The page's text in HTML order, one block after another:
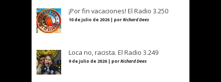
¡Por fin vacaciones! El Radio 3.250
10 de julio de 2026 | porRichard Dees
Loca no, racista. El Radio 3.249
9 de julio de 2026 | porRichard Dees